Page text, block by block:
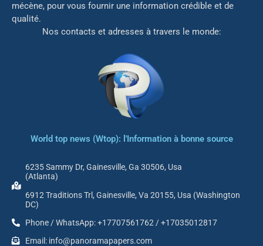
mécène, pour vous fournir une information crédible et de
qualité.
Nos contacts et adresses à travers le monde:
World top news (Wtop): l'Information à bonne source
6235 Sammy Dr, Gainesville, Ga 30506, Usa
(Atlanta)
6912 Traditions Trl, Gainesville, Va 20155, Usa (Washington
DC)
Phone / WhatsApp: +17707561762 / +17035012817
Email: info@panoramapapers.com